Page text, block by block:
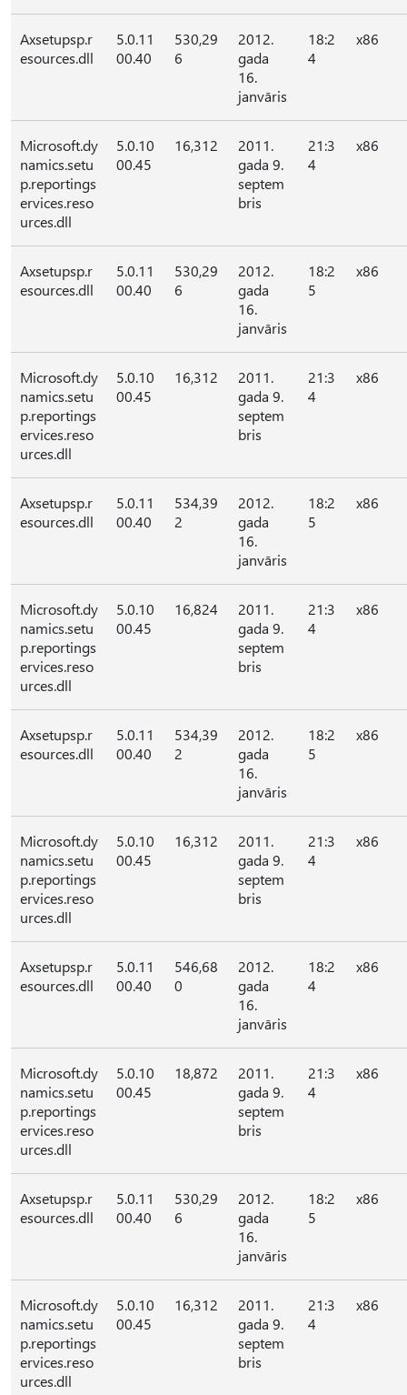
Axsetupsp.r
esources.dll
5.0.11
00.40
530,29
6
2012.
gada
16.
janvāris
18:2
4
x86
Microsoft.dy
namics.setu
p.reportings
ervices.reso
urces.dll
5.0.10
00.45
16,312
2011.
gada 9.
septem
bris
21:3
4
x86
Axsetupsp.r
esources.dll
5.0.11
00.40
530,29
6
2012.
gada
16.
janvāris
18:2
5
x86
Microsoft.dy
namics.setu
p.reportings
ervices.reso
urces.dll
5.0.10
00.45
16,312
2011.
gada 9.
septem
bris
21:3
4
x86
Axsetupsp.r
esources.dll
5.0.11
00.40
534,39
2
2012.
gada
16.
janvāris
18:2
5
x86
Microsoft.dy
namics.setu
p.reportings
ervices.reso
urces.dll
5.0.10
00.45
16,824
2011.
gada 9.
septem
bris
21:3
4
x86
Axsetupsp.r
esources.dll
5.0.11
00.40
534,39
2
2012.
gada
16.
janvāris
18:2
5
x86
Microsoft.dy
namics.setu
p.reportings
ervices.reso
urces.dll
5.0.10
00.45
16,312
2011.
gada 9.
septem
bris
21:3
4
x86
Axsetupsp.r
esources.dll
5.0.11
00.40
546,68
0
2012.
gada
16.
janvāris
18:2
4
x86
Microsoft.dy
namics.setu
p.reportings
ervices.reso
urces.dll
5.0.10
00.45
18,872
2011.
gada 9.
septem
bris
21:3
4
x86
Axsetupsp.r
esources.dll
5.0.11
00.40
530,29
6
2012.
gada
16.
janvāris
18:2
5
x86
Microsoft.dy
namics.setu
p.reportings
ervices.reso
urces.dll
5.0.10
00.45
16,312
2011.
gada 9.
septem
bris
21:3
4
x86